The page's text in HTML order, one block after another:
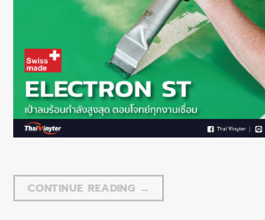
CONTINUE READING →